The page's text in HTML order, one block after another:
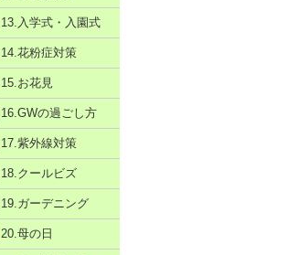
13.入学式・入園式
14.花粉症対策
15.お花見
16.GWの過ごし方
17.紫外線対策
18.クールビズ
19.ガーデニング
20.母の日